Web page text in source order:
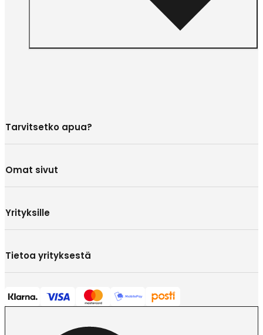
Tarvitsetko apua?
Omat sivut
Yrityksille
Tietoa yrityksestä